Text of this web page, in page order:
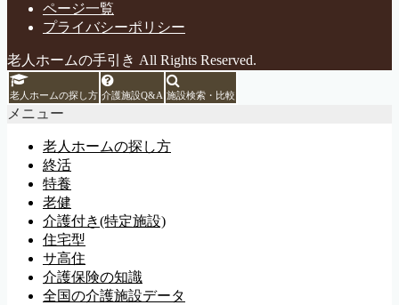
ページ一覧
プライバシーポリシー
老人ホームの手引き All Rights Reserved.
老人ホームの探し方 介護施設Q&A 施設検索・比較
メニュー
老人ホームの探し方
終活
特養
老健
介護付き(特定施設)
住宅型
サ高住
介護保険の知識
全国の介護施設データ